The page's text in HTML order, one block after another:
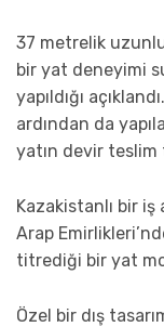
37 metrelik
bir yat deneyimi
yapıldığı
ardından da
yatın devir teslim
Kazakistanlı bir iş
Arap
titrediği bir yat
Özel bir dış